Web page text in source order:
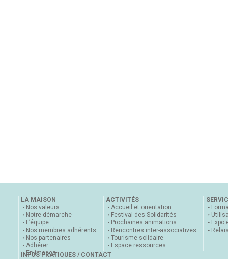
LA MAISON
Nos valeurs
Notre démarche
L’équipe
Nos membres adhérents
Nos partenaires
Adhérer
En images
ACTIVITÉS
Accueil et orientation
Festival des Solidarités
Prochaines animations
Rencontres inter-associatives
Tourisme solidaire
Espace ressources
Expo
INFOS PRATIQUES / CONTACT